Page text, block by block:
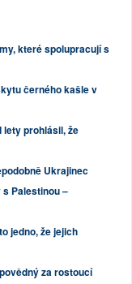
které spolupracují s
černého kašle v
prohlásil, že
Ukrajinec
Palestinou –
jedno, že jejich
za rostoucí